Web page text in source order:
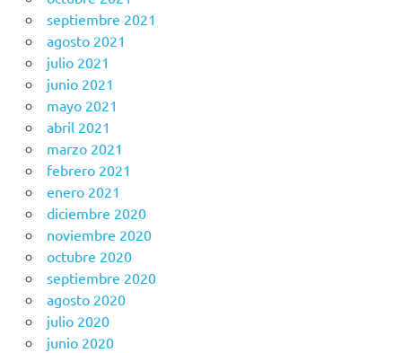
septiembre 2021
agosto 2021
julio 2021
junio 2021
mayo 2021
abril 2021
marzo 2021
febrero 2021
enero 2021
diciembre 2020
noviembre 2020
octubre 2020
septiembre 2020
agosto 2020
julio 2020
junio 2020